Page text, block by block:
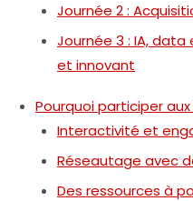
Journée 2 :
Journée 3 : IA,
et innovant
Pourquoi participer
Interactivité et
Réseautage avec
Des ressources à